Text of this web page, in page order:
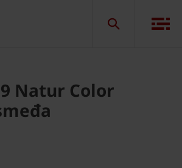
Natur Color